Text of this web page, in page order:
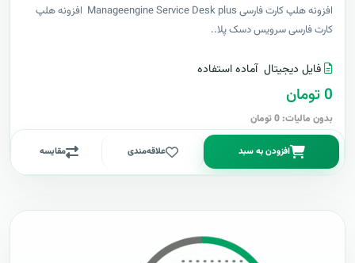
افزونه هلپ کارت فارسی Manageengine Service Desk plus افزونه هلپ
کارت فارسی سرویس دسک پلا..
فایل دیجیتال آماده استفاده
0 تومان
بدون مالیات: 0 تومان
افزودن به سبد علاقه‌مندی مقایسه